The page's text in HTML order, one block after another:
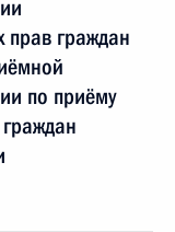
прав граждан
по приёму